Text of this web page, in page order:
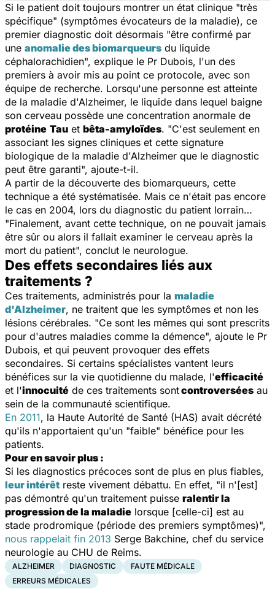
Si le patient doit toujours montrer un état clinique "très
spécifique" (symptômes évocateurs de la maladie), ce
premier diagnostic doit désormais "être confirmé par
une anomalie des biomarqueurs du liquide
céphalorachidien", explique le Pr Dubois, l'un des
premiers à avoir mis au point ce protocole, avec son
équipe de recherche. Lorsqu'une personne est atteinte
de la maladie d'Alzheimer, le liquide dans lequel baigne
son cerveau possède une concentration anormale de
protéine Tau et bêta-amyloïdes. "C'est seulement en
associant les signes cliniques et cette signature
biologique de la maladie d'Alzheimer que le diagnostic
peut être garanti", ajoute-t-il.
A partir de la découverte des biomarqueurs, cette
technique a été systématisée. Mais ce n'était pas encore
le cas en 2004, lors du diagnostic du patient lorrain…
"Finalement, avant cette technique, on ne pouvait jamais
être sûr ou alors il fallait examiner le cerveau après la
mort du patient", conclut le neurologue.
Des effets secondaires liés aux
traitements ?
Ces traitements, administrés pour la maladie
d'Alzheimer, ne traitent que les symptômes et non les
lésions cérébrales. "Ce sont les mêmes qui sont prescrits
pour d'autres maladies comme la démence", ajoute le Pr
Dubois, et qui peuvent provoquer des effets
secondaires. Si certains spécialistes vantent leurs
bénéfices sur la vie quotidienne du malade, l'efficacité
et l'innocuité de ces traitements sontcontroversées au
sein de la communauté scientifique.
En 2011, la Haute Autorité de Santé (HAS) avait décrété
qu'ils n'apportaient qu'un "faible" bénéfice pour les
patients.
Pour en savoir plus :
Si les diagnostics précoces sont de plus en plus fiables,
leur intérêt reste vivement débattu. En effet, "il n'[est]
pas démontré qu'un traitement puisse ralentir la
progression de la maladie lorsque [celle-ci] est au
stade prodromique (période des premiers symptômes)",
nous rappelait fin 2013 Serge Bakchine, chef du service
neurologie au CHU de Reims.
ALZHEIMER DIAGNOSTIC
FAUTE MÉDICALE
ERREURS MÉDICALES